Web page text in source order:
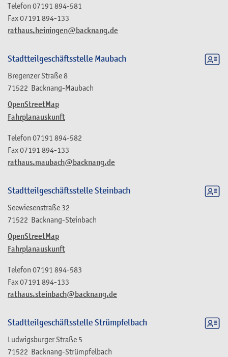
rathaus.heiningen@backnang.de
Telefon 07191 894-581
Fax07191 894-133
Stadtteilgeschäftsstelle Maubach
Bregenzer Straße 8
71522 Backnang-Maubach
OpenStreetMap
Fahrplanauskunft
rathaus.maubach@backnang.de
Telefon 07191 894-582
Fax07191 894-133
Stadtteilgeschäftsstelle Steinbach
Seewiesenstraße 32
71522 Backnang-Steinbach
OpenStreetMap
Fahrplanauskunft
rathaus.steinbach@backnang.de
Telefon 07191 894-583
Fax07191 894-133
Stadtteilgeschäftsstelle Strümpfelbach
Ludwigsburger Straße 5
71522 Backnang-Strümpfelbach